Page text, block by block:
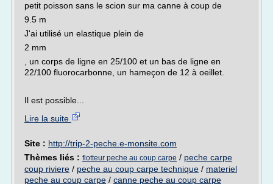
petit poisson sans le scion sur ma canne à coup de
9.5 m
J'ai utilisé un elastique plein de
2 mm
, un corps de ligne en 25/100 et un bas de ligne en
22/100 fluorocarbonne, un hameçon de 12 à oeillet.
Il est possible...
Lire la suite
Site : http://trip-2-peche.e-monsite.com
Thèmes liés : flotteur peche au coup carpe / peche carpe
coup riviere / peche au coup carpe technique / materiel
peche au coup carpe / canne peche au coup carpe